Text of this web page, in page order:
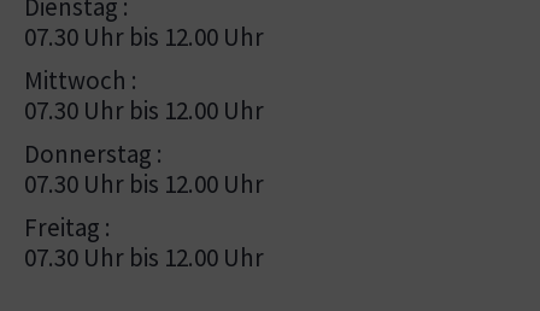
Dienstag :
07.30 Uhr bis 12.00 Uhr
Mittwoch :
07.30 Uhr bis 12.00 Uhr
Donnerstag :
07.30 Uhr bis 12.00 Uhr
Freitag :
07.30 Uhr bis 12.00 Uhr